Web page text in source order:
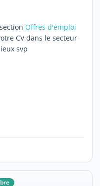
Offres d'emploi
CV dans le secteur
svp